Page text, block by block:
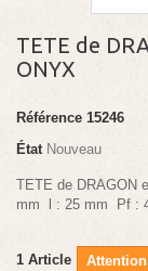
TETE de
ONYX
Référence 15246
État Nouveau
TETE de
mm l : 25 mm Pf :
1 Article